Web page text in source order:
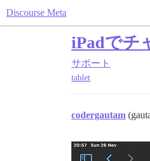
Discourse Meta
iPadでチ
サポート
tablet
codergautam